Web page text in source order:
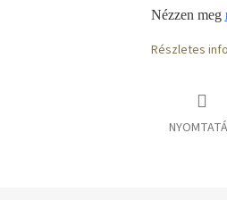
Nézzen meg
Részletes